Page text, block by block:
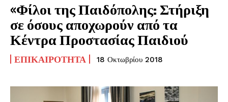
«Φίλοι της Παιδόπολης: Στήριξη
σε όσους αποχωρούν από τα
Κέντρα Προστασίας Παιδιού
ΕΠΙΚΑΙΡΌΤΗΤΑ 18 Οκτωβρίου 2018